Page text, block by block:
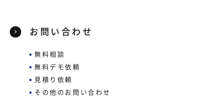
お問い合わせ
無料相談
無料デモ依頼
見積り依頼
その他のお問い合わせ